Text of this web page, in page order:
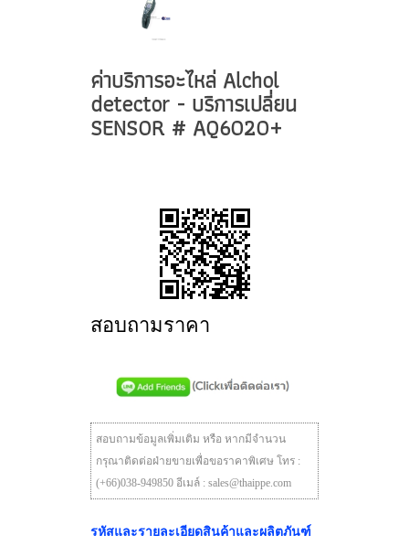
ค่าบริการอะไหล่ Alchol
detector - บริการเปลี่ยน
SENSOR # AQ6020+
สอบถามราคา
สอบถามข้อมูลเพิ่มเติม หรือ หากมีจำนวน
กรุณาติดต่อฝ่ายขายเพื่อขอราคาพิเศษ โทร :
(+66)038-949850 อีเมล์ : sales@thaippe.com
รหัสและรายละเอียดสินค้าและผลิตภันฑ์